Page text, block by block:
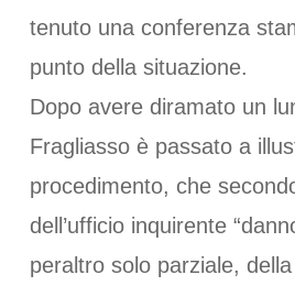
tenuto una conferenza
punto della situazione.
Dopo avere diramato un
Fragliasso è passato a
procedimento, che
dell’ufficio inquirente
peraltro solo parziale,